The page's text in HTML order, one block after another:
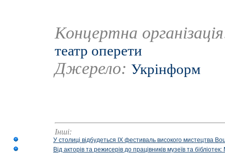
Концертна
театр оперети
Джерело: Укрінформ
Інші:
У столиці відбудеться IX фестиваль високого мистецтва
Від акторів та режисерів до працівників музеїв та